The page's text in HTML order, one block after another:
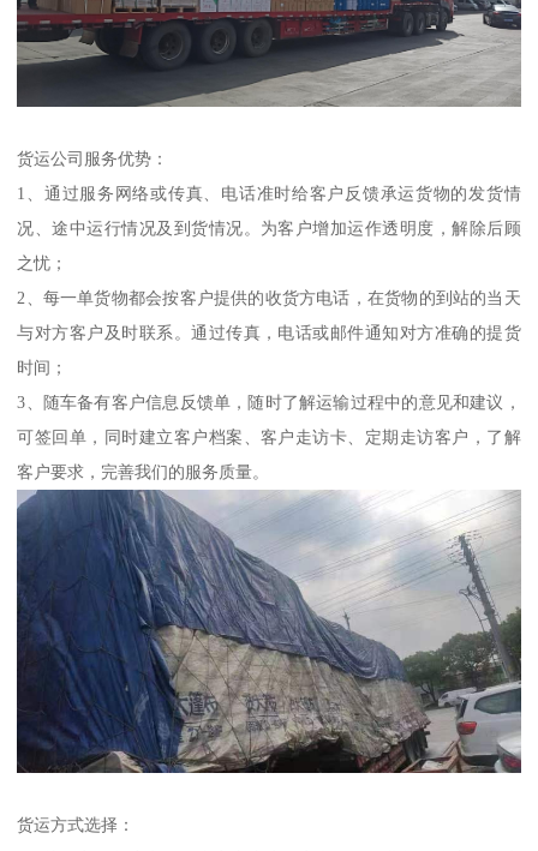
货运公司服务优势：
1、通过服务网络或传真、电话准时给客户反馈承运货物的发货情
况、途中运行情况及到货情况。为客户增加运作透明度，解除后顾
之忧；
2、每一单货物都会按客户提供的收货方电话，在货物的到站的当天
与对方客户及时联系。通过传真，电话或邮件通知对方准确的提货
时间；
3、随车备有客户信息反馈单，随时了解运输过程中的意见和建议，
可签回单，同时建立客户档案、客户走访卡、定期走访客户，了解
客户要求，完善我们的服务质量。
货运方式选择：